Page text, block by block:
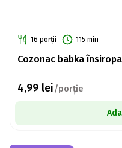
16 porții 115 min
Cozonac babka
4,99 lei/porție